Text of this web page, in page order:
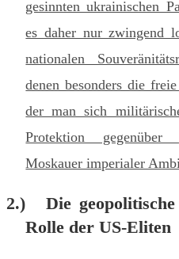
gesinnten ukrainischen
es daher nur zwingend
nationalen
denen besonders die
der man sich
Protektion gegenüber
Moskauer imperialer
2.)
Die
Rolle der US-Eliten